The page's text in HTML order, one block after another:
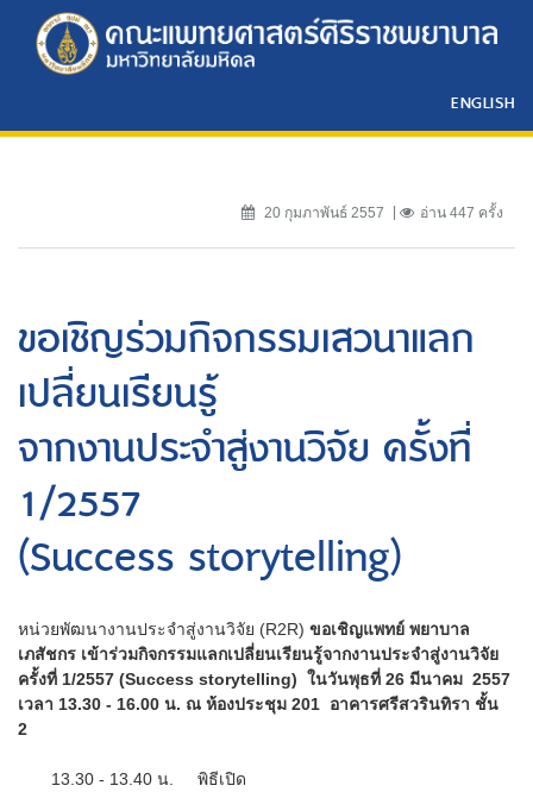
ENGLISH
20 กุมภาพันธ์ 2557 อ่าน 447 ครั้ง
ขอเชิญร่วมกิจกรรมเสวนาแลก
เปลี่ยนเรียนรู้
จากงานประจำสู่งานวิจัย ครั้งที่
1/2557
(Success storytelling)
หน่วยพัฒนางานประจำสู่งานวิจัย (R2R) ขอเชิญแพทย์ พยาบาล
เภสัชกร เข้าร่วมกิจกรรมแลกเปลี่ยนเรียนรู้จากงานประจำสู่งานวิจัย
ครั้งที่ 1/2557 (Success storytelling) ในวันพุธที่ 26 มีนาคม 2557
เวลา 13.30 - 16.00 น. ณ ห้องประชุม 201 อาคารศรีสวรินทิรา ชั้น
2
13.30 - 13.40 น. พิธีเปิด